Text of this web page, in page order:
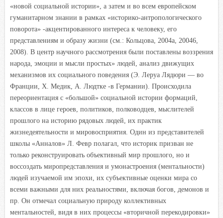
«новой социальной истории», а затем и во всем европейском
гуманитарном знании в рамках «историко-антропологического
поворота» -акцентированного интереса к человеку, его
представлениям и образу жизни (см.: Кольцова, 2004а, 20046,
2008). В центр научного рассмотрения были поставлены воззрения
народа, эмоции и мысли простых» людей, анализ движущих
механизмов их социального поведения (Э. Леруа Лядюри — во
Франции, X. Медик, А. Людтке -в Германии). Происходила
переориентация с «большой» социальной истории формаций,
классов в лице героев, политиков, полководцев, мыслителей
прошлого на историю рядовых людей, их практик
жизнедеятельности и мировосприятия. Один из представителей
школы «Анналов» Л. Февр полагал, что историк призван не
только реконструировать объективный мир прошлого, но и
воссоздать миропредставления и умонастроения (ментальности)
людей изучаемой им эпохи, их субъективные оценки мира со
всеми важными для них реальностями, включая богов, демонов и
пр. Он отмечал социальную природу коллективных
ментальностей, видя в них процессы «вторичной перекодировки»